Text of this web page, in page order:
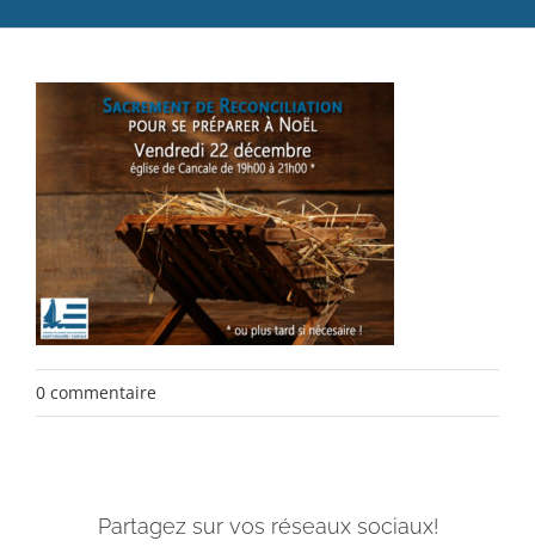
Servir et aimer
Adultes, jeunes et famille
Actualités
Contact
0 commentaire
Partagez sur vos réseaux sociaux!